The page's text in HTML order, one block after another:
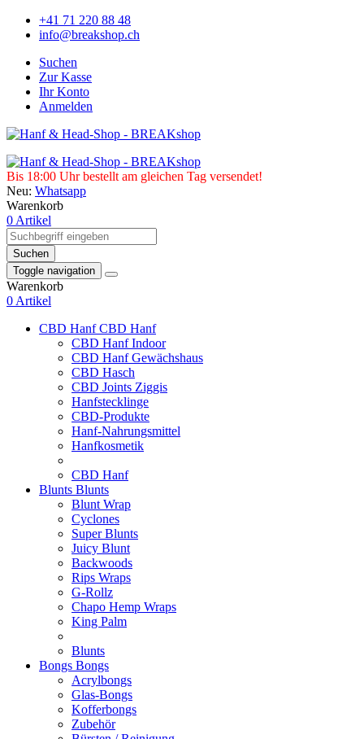
+41 71 220 88 48
info@breakshop.ch
Suchen
Zur Kasse
Ihr Konto
Anmelden
Bis 18:00 Uhr bestellt am gleichen Tag versendet!
Neu: Whatsapp
Warenkorb
0 Artikel
Suchen
Toggle navigation
Warenkorb
0 Artikel
CBD HanfCBD Hanf
CBD Hanf Indoor
CBD Hanf Gewächshaus
CBD Hasch
CBD Joints Ziggis
Hanfstecklinge
CBD-Produkte
Hanf-Nahrungsmittel
Hanfkosmetik
CBD Hanf
Blunts Blunts
Blunt Wrap
Cyclones
Super Blunts
Juicy Blunt
Backwoods
Rips Wraps
G-Rollz
Chapo Hemp Wraps
King Palm
Blunts
Bongs Bongs
Acrylbongs
Glas-Bongs
Kofferbongs
Zubehör